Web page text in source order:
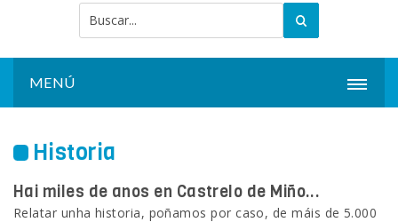
MENÚ
CONCELLO
Historia
Hai miles de anos en Castrelo de Miño...
Relatar unha historia, poñamos por caso, de máis de 5.000